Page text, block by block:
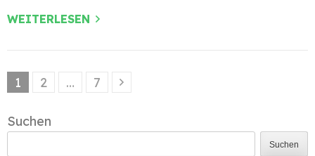
WEITERLESEN
Beitragsnavigation
Seite
1 Seite
2 … Seite
7
Suchen
Suchen